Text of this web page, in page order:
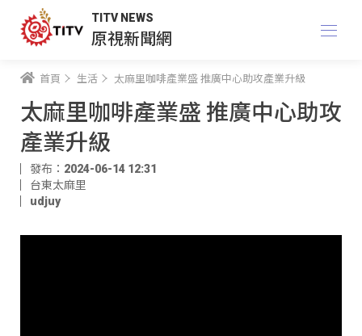
TITV NEWS
原視新聞網
首頁 生活 太麻里咖啡產業盛 推廣中心助攻產業升級
太麻里咖啡產業盛 推廣中心助攻
產業升級
發布：2024-06-14 12:31
台東太麻里
udjuy